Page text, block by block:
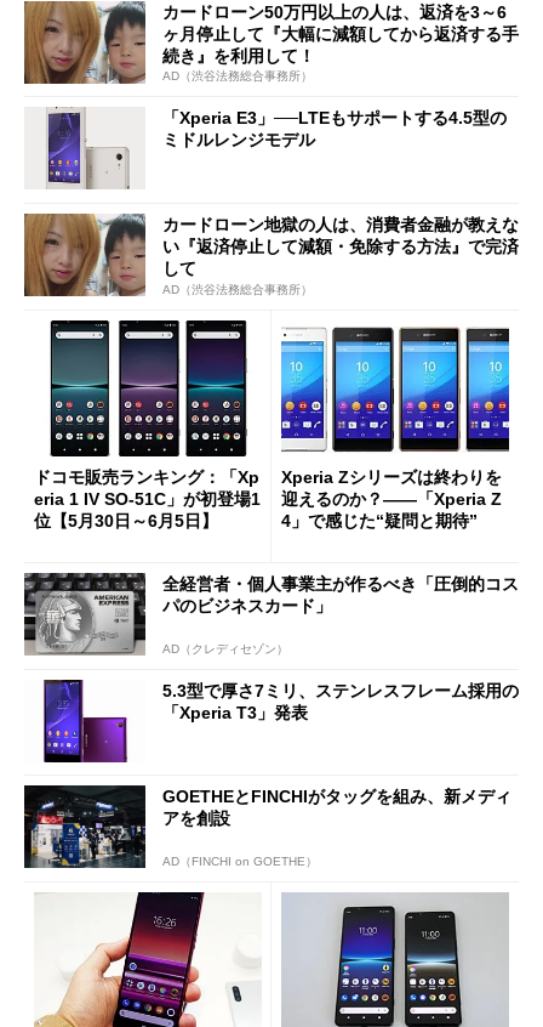
カードローン50万円以上の人は、返済を3～6
ヶ月停止して『大幅に減額してから返済する手
続き』を利用して！
AD（渋谷法務総合事務所）
「Xperia E3」──LTEもサポートする4.5型の
ミドルレンジモデル
カードローン地獄の人は、消費者金融が教えな
い『返済停止して減額・免除する方法』で完済
して
AD（渋谷法務総合事務所）
ドコモ販売ランキング：「Xp
eria 1 IV SO-51C」が初登場1
位【5月30日～6月5日】
Xperia Zシリーズは終わりを
迎えるのか？――「Xperia Z
4」で感じた“疑問と期待”
全経営者・個人事業主が作るべき「圧倒的コス
パのビジネスカード」
AD（クレディセゾン）
5.3型で厚さ7ミリ、ステンレスフレーム採用の
「Xperia T3」発表
GOETHEとFINCHIがタッグを組み、新メディ
アを創設
AD（FINCHI on GOETHE）